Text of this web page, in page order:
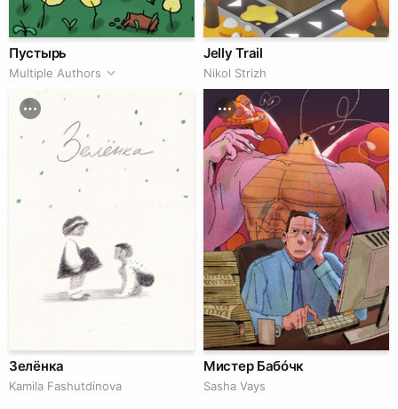
Пустырь
Multiple Authors
Jelly Trail
Nikol Strizh
Зелёнка
Kamila Fashutdinova
Мистер Бабóчк
Sasha Vays